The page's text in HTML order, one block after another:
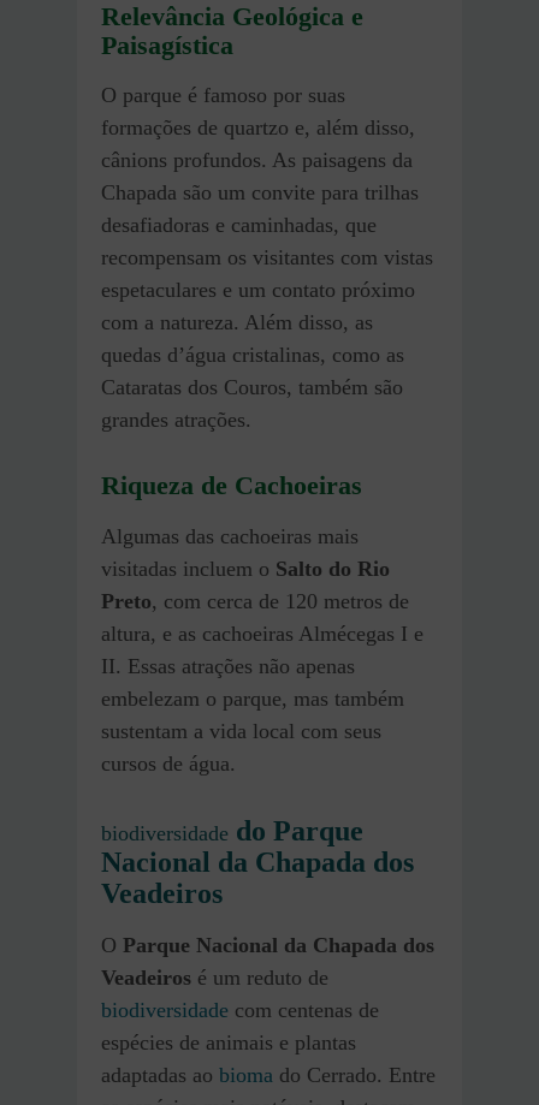
Relevância Geológica e
Paisagística
O parque é famoso por suas
formações de quartzo e, além disso,
cânions profundos. As paisagens da
Chapada são um convite para trilhas
desafiadoras e caminhadas, que
recompensam os visitantes com vistas
espetaculares e um contato próximo
com a natureza. Além disso, as
quedas d’água cristalinas, como as
Cataratas dos Couros, também são
grandes atrações.
Riqueza de Cachoeiras
Algumas das cachoeiras mais
visitadas incluem o Salto do Rio
Preto, com cerca de 120 metros de
altura, e as cachoeiras Almécegas I e
II. Essas atrações não apenas
embelezam o parque, mas também
sustentam a vida local com seus
cursos de água.
biodiversidade do Parque
Nacional da Chapada dos
Veadeiros
O Parque Nacional da Chapada dos
Veadeiros é um reduto de
biodiversidade com centenas de
espécies de animais e plantas
adaptadas ao bioma do Cerrado. Entre